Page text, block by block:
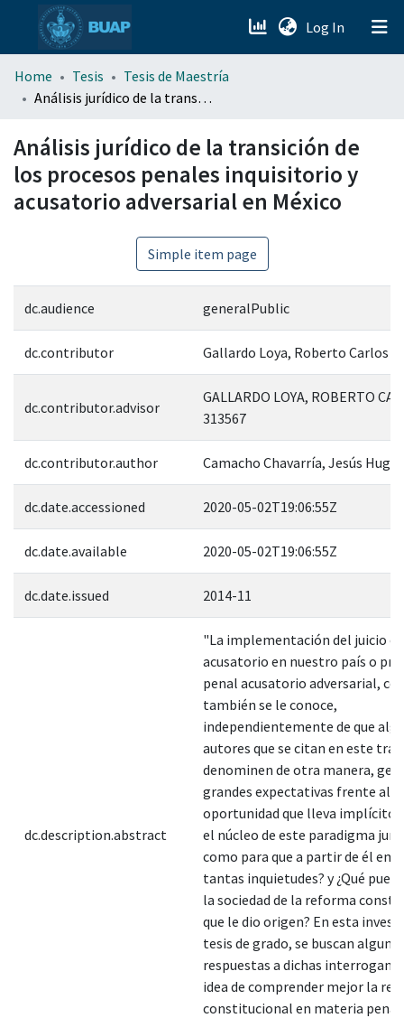
Log In (current)
menu.section.about_menu
Home Tesis
Tesis de Maestría
Análisis jurídico de la transición de los procesos penales inquisitorio y acusatorio adversarial en México
Análisis jurídico de la transición de
los procesos penales inquisitorio y
acusatorio adversarial en México
Simple item page
dc.audience generalPublic
dc.contributor Gallardo Loya, Roberto Carlos
dc.contributor.advisor
GALLARDO LOYA, ROBERTO
313567
dc.contributor.author Camacho Chavarría, Jesús Hugo
dc.date.accessioned 2020-05-02T19:06:55Z
dc.date.available 2020-05-02T19:06:55Z
dc.date.issued 2014-11
dc.description.abstract
"La implementación del juicio
acusatorio en nuestro país o
penal acusatorio adversarial,
también se le conoce,
independientemente de que
autores que se citan en este
denominen de otra manera,
grandes expectativas frente al
oportunidad que lleva implícito:
el núcleo de este paradigma
como para que a partir de él
tantas inquietudes? y ¿Qué
la sociedad de la reforma
que le dio origen? En esta
tesis de grado, se buscan
respuestas a dichas
idea de comprender mejor la
constitucional en materia penal